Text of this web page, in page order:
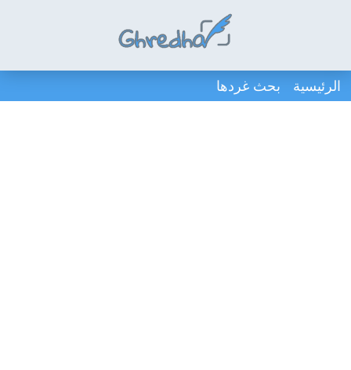
الرئيسية بحث غردها